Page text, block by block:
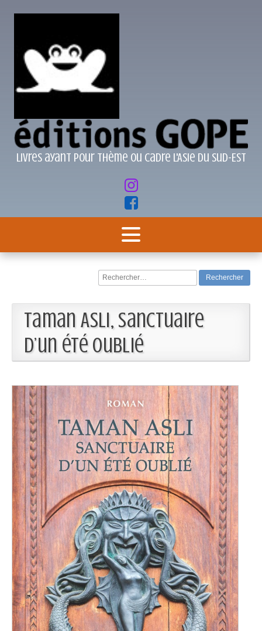
Livres ayant pour thème ou cadre l'Asie du Sud-Est
Rechercher :
Taman Asli, sanctuaire
d’un été oublié